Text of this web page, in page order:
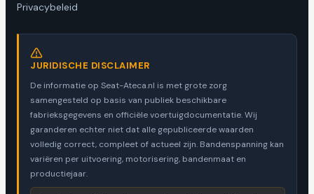
Privacybeleid
JURIDISCHE DISCLAIMER
De informatie op Seat-Ateca.nl is met grote zorg
samengesteld op basis van publiek beschikbare
fabrieksgegevens en officiële voertuigdocumentatie. Wij
garanderen echter niet dat alle gepubliceerde waarden
volledig correct, compleet of actueel zijn. Bandenspanning kan
variëren per uitvoering, motorisering, bandenmaat en
productiejaar.